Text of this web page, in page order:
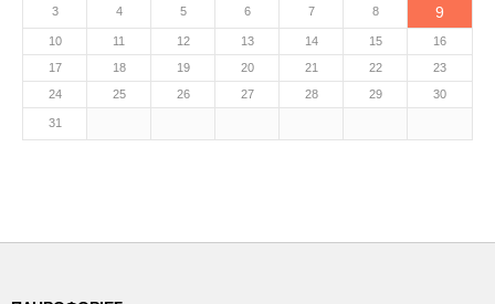
3 4 5 6 7 8 9
10 11 12 13 14 15
16
17
18 19 20 21 22
23
24
25 26 27 28 29 30
31